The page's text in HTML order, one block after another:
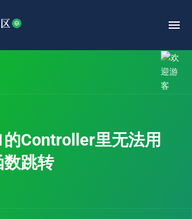
Controller里无法用
跳转